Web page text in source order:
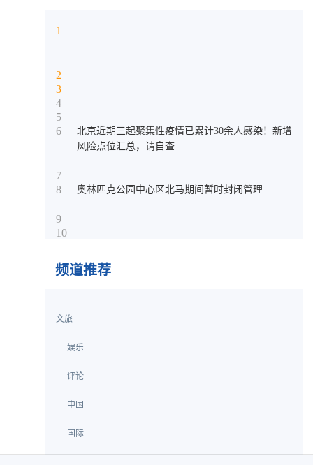
1
2
3
4
5
6
北京近期三起聚集性疫情已累计30余人感染！新增
风险点位汇总，请自查
7
8
奥林匹克公园中心区北马期间暂时封闭管理
9
10
频道推荐
文旅
娱乐
评论
中国
国际